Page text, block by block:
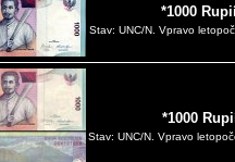
*1000
Stav: UNC/N. Vpravo
*1000
Stav: UNC/N. Vpravo